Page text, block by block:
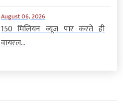
August 06, 2026
150 मिलियन व्यूज पार करते ही
वायरल...